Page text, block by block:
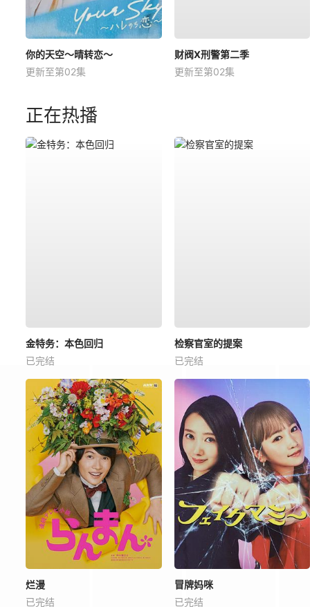
你的天空～晴转恋～
更新至第02集
财阀X刑警第二季
更新至第02集
正在热播
金特务：本色回归
已完结
检察官室的提案
已完结
烂漫
已完结
冒牌妈咪
已完结